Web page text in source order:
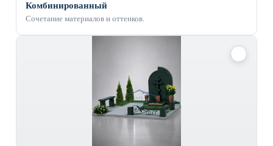
Комбинированный
Сочетание материалов и оттенков.